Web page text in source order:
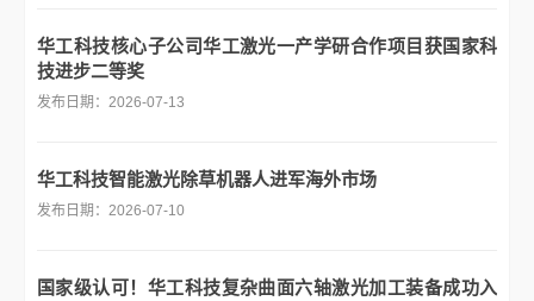
华工科技核心子公司华工激光一产学研合作项目获国家科
技进步二等奖
发布日期：2026-07-13
华工科技智能激光除草机器人进军海外市场
发布日期：2026-07-10
国家级认可！华工科技复杂曲面六轴激光加工装备成功入